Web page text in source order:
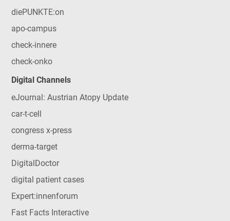
diePUNKTE:on
apo-campus
check-innere
check-onko
Digital Channels
eJournal: Austrian Atopy Update
car-t-cell
congress x-press
derma-target
DigitalDoctor
digital patient cases
Expert:innenforum
Fast Facts Interactive